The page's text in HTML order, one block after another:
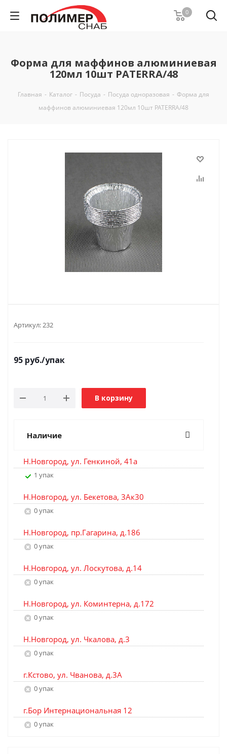
0
Форма для маффинов алюминиевая
120мл 10шт PATERRA/48
Главная - Каталог - Посуда - Посуда одноразовая - Форма для
маффинов алюминиевая 120мл 10шт PATERRA/48
Артикул:232
95 руб./упак
В корзину
Наличие
Н.Новгород, ул. Генкиной, 41а
1 упак
Н.Новгород, ул. Бекетова, 3Ак30
0 упак
Н.Новгород, пр.Гагарина, д.186
0 упак
Н.Новгород, ул. Лоскутова, д.14
0 упак
Н.Новгород, ул. Коминтерна, д.172
0 упак
Н.Новгород, ул. Чкалова, д.3
0 упак
г.Кстово, ул. Чванова, д.3А
0 упак
г.Бор Интернациональная 12
0 упак